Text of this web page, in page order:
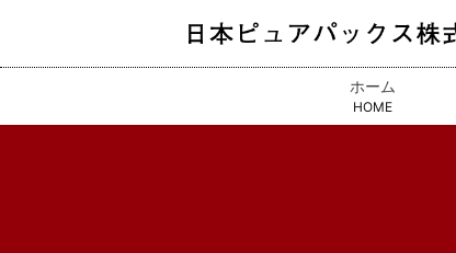
ホーム
HOME